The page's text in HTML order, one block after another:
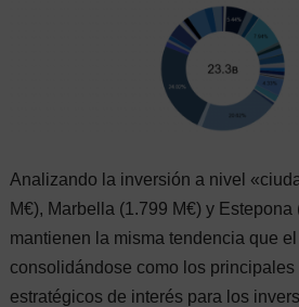
Analizando la inversión a nivel
M€), Marbella (1.799 M€) y Estepona
mantienen la misma tendencia que el
consolidándose como los principales
estratégicos de interés para los